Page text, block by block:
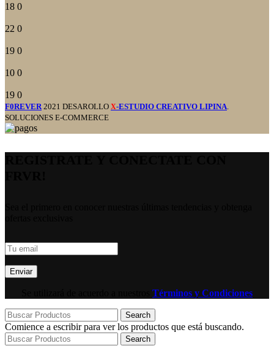
18 0
22 0
19 0
10 0
19 0
F0REVER 2021 DESAROLLO X-ESTUDIO CREATIVO LIPINA.
SOLUCIONES E-COMMERCE
Términos y Condiciones
Search
Comience a escribir para ver los productos que está buscando.
Search